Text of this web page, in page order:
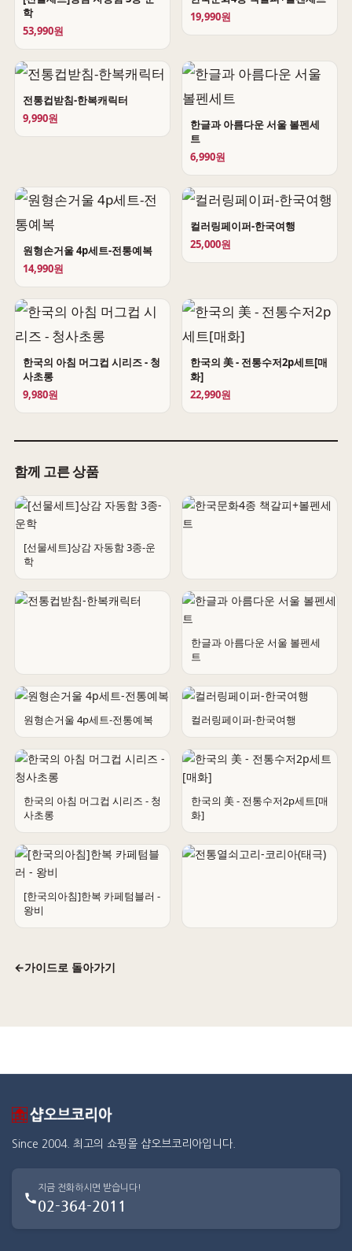
학
53,990원
19,990원
전통컵받침-한복캐릭터
9,990원
한글과 아름다운 서울 볼펜세
트
6,990원
원형손거울 4p세트-전통예복
14,990원
컬러링페이퍼-한국여행
25,000원
한국의 아침 머그컵 시리즈 - 청
사초롱
9,980원
한국의 美 - 전통수저2p세트[매
화]
22,990원
함께 고른 상품
[선물세트]상감 자동함 3종-운
학
한국문화4종 책갈피+볼펜세트
전통컵받침-한복캐릭터
한글과 아름다운 서울 볼펜세
트
원형손거울 4p세트-전통예복 컬러링페이퍼-한국여행
한국의 아침 머그컵 시리즈 - 청
사초롱
한국의 美 - 전통수저2p세트[매
화]
[한국의아침]한복 카페텀블러 -
왕비
←가이드로 돌아가기
Since 2004. 최고의 쇼핑몰 샵오브코리아입니다.
지금 전화하시면 받습니다!
02-364-2011